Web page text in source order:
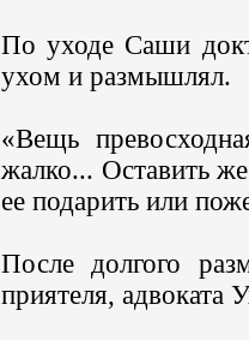
По уходе Саши
ухом и размышлял.
«Вещь
жалко... Оставить
ее подарить или
После долгого
приятеля, адвоката